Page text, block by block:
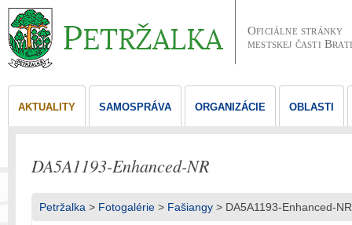
Oficiálne stránky
mestskej časti
AKTUALITY SAMOSPRÁVA ORGANIZÁCIE OBLASTI
DA5A1193-Enhanced-NR
Petržalka > Fotogalérie > Fašiangy > DA5A1193-Enhanced-NR